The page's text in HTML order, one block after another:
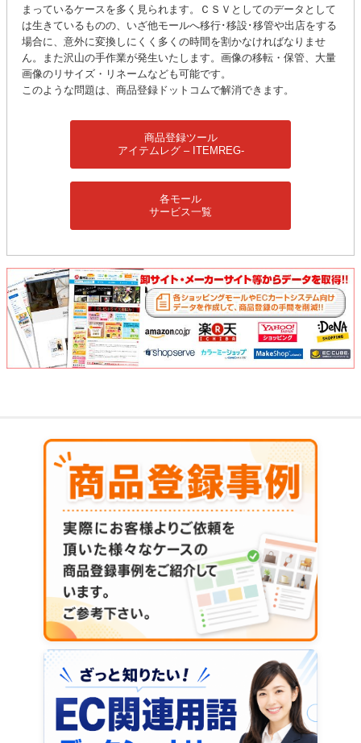
まっているケースを多く見られます。ＣＳＶとしてのデータとして
は生きているものの、いざ他モールへ移行･移設･移管や出店をする
場合に、意外に変換しにくく多くの時間を割かなければなりませ
ん。また沢山の手作業が発生いたします。画像の移転・保管、大量
画像のリサイズ・リネームなども可能です。
このような問題は、商品登録ドットコムで解消できます。
商品登録ツール
アイテムレグ – ITEMREG-
各モール
サービス一覧